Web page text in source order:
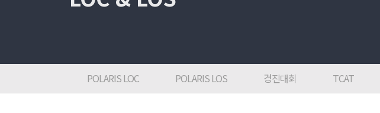
참여대학/조직도
POLAR edu
POLARIS LOC POLARIS LOS 경진대회 TCAT